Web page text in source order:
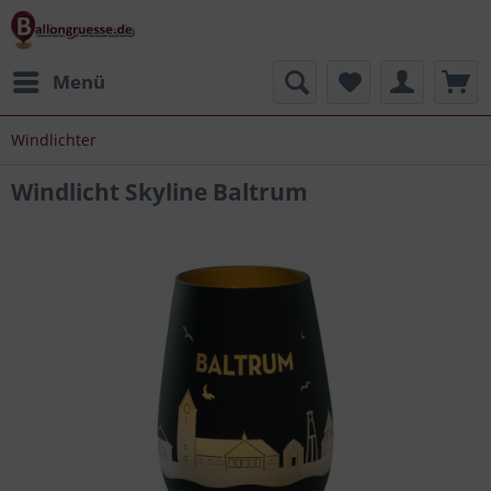
Menü
Windlichter
Windlicht Skyline Baltrum